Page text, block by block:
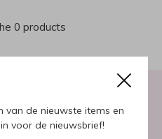
van de nieuwste items en
voor de nieuwsbrief!
0 products
voor onze